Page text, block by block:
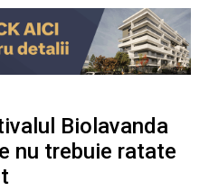
Biolavanda
nu trebuie ratate